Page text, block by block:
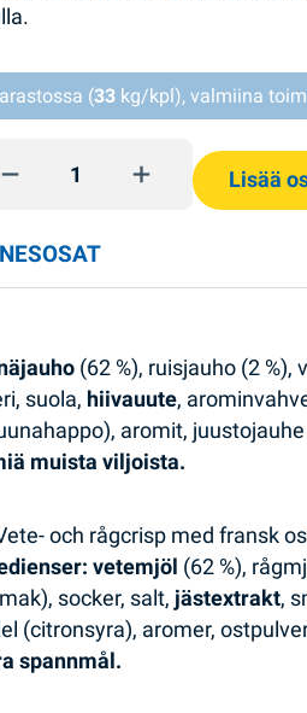
(33 kg/kpl), valmiina
ranskalainen juusto
Lisää
(62 %), ruisjauho (2 %),
suola, hiivauute,
aromit,
muista viljoista.
och rågcrisp med fransk
vetemjöl (62 %),
socker, salt, jästextrakt,
(citronsyra), aromer,
spannmål.